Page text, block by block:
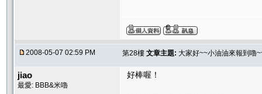
2008-05-07 02:59 PM 第28樓 文章主題: 大家好~~小油油來報到嚕
jiao
最愛: BBB&米嚕
好棒喔！